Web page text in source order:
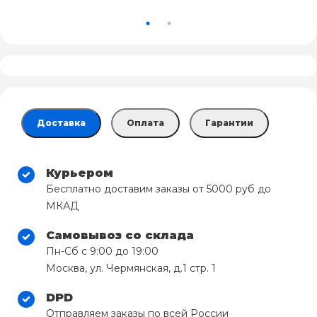
Доставка Оплата Гарантии
Курьером
Бесплатно доставим заказы от 5000 руб до
МКАД
Самовывоз со склада
Пн-Сб с 9:00 до 19:00
Москва, ул. Чермянская, д.1 стр. 1
DPD
Отправляем заказы по всей России